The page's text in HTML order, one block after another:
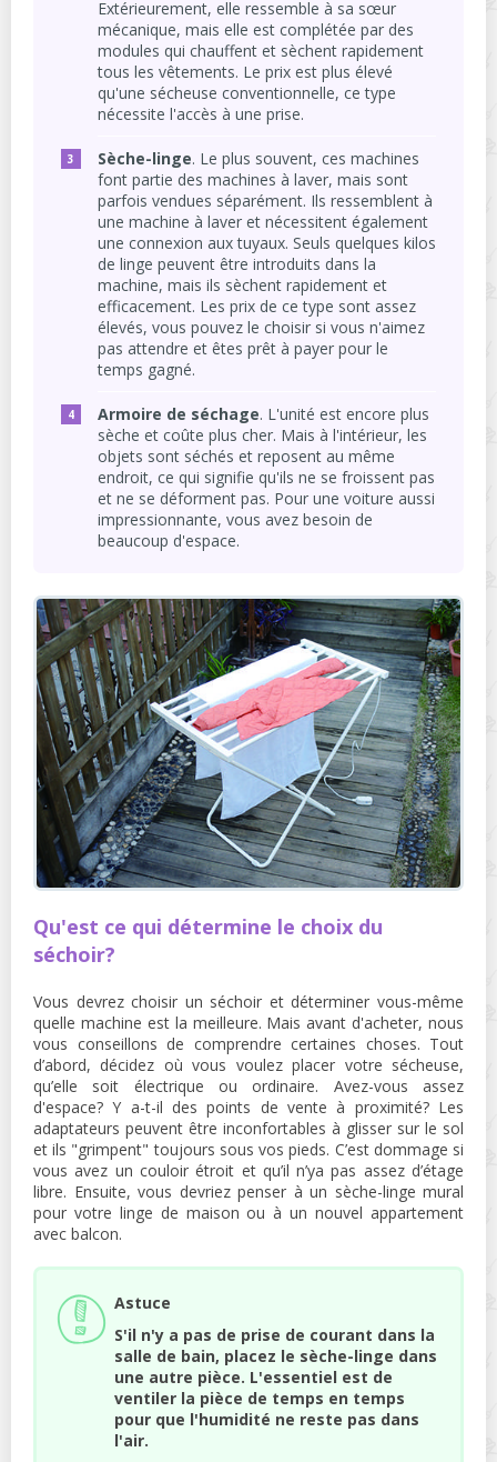
Extérieurement, elle ressemble à sa sœur
mécanique, mais elle est complétée par des
modules qui chauffent et sèchent rapidement
tous les vêtements. Le prix est plus élevé
qu'une sécheuse conventionnelle, ce type
nécessite l'accès à une prise.
Sèche-linge. Le plus souvent, ces machines
font partie des machines à laver, mais sont
parfois vendues séparément. Ils ressemblent à
une machine à laver et nécessitent également
une connexion aux tuyaux. Seuls quelques kilos
de linge peuvent être introduits dans la
machine, mais ils sèchent rapidement et
efficacement. Les prix de ce type sont assez
élevés, vous pouvez le choisir si vous n'aimez
pas attendre et êtes prêt à payer pour le
temps gagné.
Armoire de séchage. L'unité est encore plus
sèche et coûte plus cher. Mais à l'intérieur, les
objets sont séchés et reposent au même
endroit, ce qui signifie qu'ils ne se froissent pas
et ne se déforment pas. Pour une voiture aussi
impressionnante, vous avez besoin de
beaucoup d'espace.
Qu'est ce qui détermine le choix du
séchoir?
Vous devrez choisir un séchoir et déterminer vous-même
quelle machine est la meilleure. Mais avant d'acheter, nous
vous conseillons de comprendre certaines choses. Tout
d’abord, décidez où vous voulez placer votre sécheuse,
qu’elle soit électrique ou ordinaire. Avez-vous assez
d'espace? Y a-t-il des points de vente à proximité? Les
adaptateurs peuvent être inconfortables à glisser sur le sol
et ils "grimpent" toujours sous vos pieds. C’est dommage si
vous avez un couloir étroit et qu’il n’ya pas assez d’étage
libre. Ensuite, vous devriez penser à un sèche-linge mural
pour votre linge de maison ou à un nouvel appartement
avec balcon.
Astuce
S'il n'y a pas de prise de courant dans la
salle de bain, placez le sèche-linge dans
une autre pièce. L'essentiel est de
ventiler la pièce de temps en temps
pour que l'humidité ne reste pas dans
l'air.